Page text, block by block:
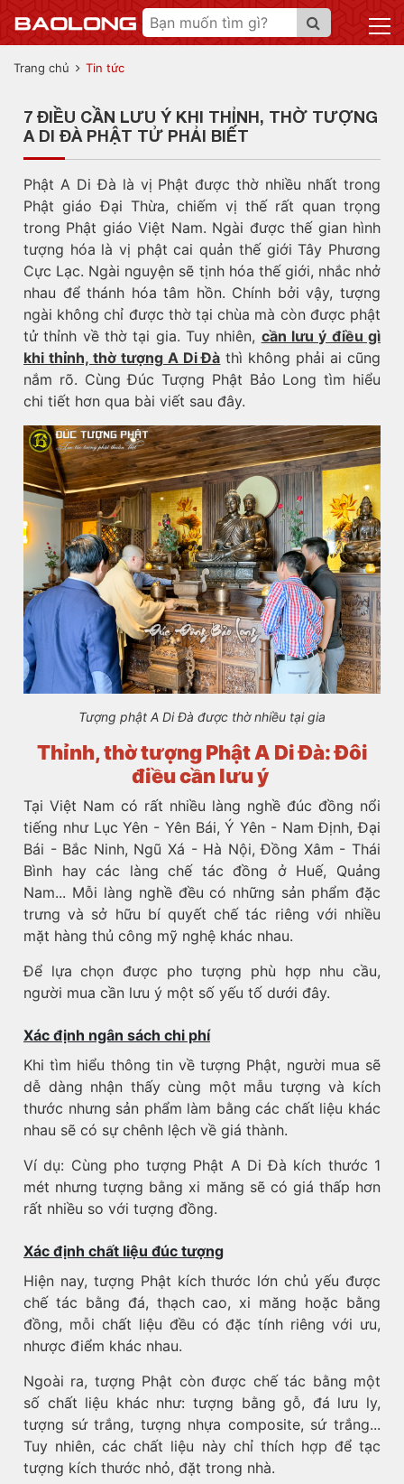
Trang chủ Tin tức
7 ĐIỀU CẦN LƯU Ý KHI THỈNH, THỜ TƯỢNG
A DI ĐÀ PHẬT TỬ PHẢI BIẾT
Phật A Di Đà là vị Phật được thờ nhiều nhất trong
Phật giáo Đại Thừa, chiếm vị thế rất quan trọng
trong Phật giáo Việt Nam. Ngài được thế gian hình
tượng hóa là vị phật cai quản thế giới Tây Phương
Cực Lạc. Ngài nguyện sẽ tịnh hóa thế giới, nhắc nhở
nhau để thánh hóa tâm hồn. Chính bởi vậy, tượng
ngài không chỉ được thờ tại chùa mà còn được phật
tử thỉnh về thờ tại gia. Tuy nhiên, cần lưu ý điều gì
khi thỉnh, thờ tượng A Di Đà thì không phải ai cũng
nắm rõ. Cùng Đúc Tượng Phật Bảo Long tìm hiểu
chi tiết hơn qua bài viết sau đây.
Tượng phật A Di Đà được thờ nhiều tại gia
Thỉnh, thờ tượng Phật A Di Đà: Đôi
điều cần lưu ý
Tại Việt Nam có rất nhiều làng nghề đúc đồng nổi
tiếng như Lục Yên - Yên Bái, Ý Yên - Nam Định, Đại
Bái - Bắc Ninh, Ngũ Xá - Hà Nội, Đồng Xâm - Thái
Bình hay các làng chế tác đồng ở Huế, Quảng
Nam... Mỗi làng nghề đều có những sản phẩm đặc
trưng và sở hữu bí quyết chế tác riêng với nhiều
mặt hàng thủ công mỹ nghệ khác nhau.
Để lựa chọn được pho tượng phù hợp nhu cầu,
người mua cần lưu ý một số yếu tố dưới đây.
Xác định ngân sách chi phí
Khi tìm hiểu thông tin về tượng Phật, người mua sẽ
dễ dàng nhận thấy cùng một mẫu tượng và kích
thước nhưng sản phẩm làm bằng các chất liệu khác
nhau sẽ có sự chênh lệch về giá thành.
Ví dụ: Cùng pho tượng Phật A Di Đà kích thước 1
mét nhưng tượng bằng xi măng sẽ có giá thấp hơn
rất nhiều so với tượng đồng.
Xác định chất liệu đúc tượng
Hiện nay, tượng Phật kích thước lớn chủ yếu được
chế tác bằng đá, thạch cao, xi măng hoặc bằng
đồng, mỗi chất liệu đều có đặc tính riêng với ưu,
nhược điểm khác nhau.
Ngoài ra, tượng Phật còn được chế tác bằng một
số chất liệu khác như: tượng bằng gỗ, đá lưu ly,
tượng sứ trắng, tượng nhựa composite, sứ trắng...
Tuy nhiên, các chất liệu này chỉ thích hợp để tạc
tượng kích thước nhỏ, đặt trong nhà.